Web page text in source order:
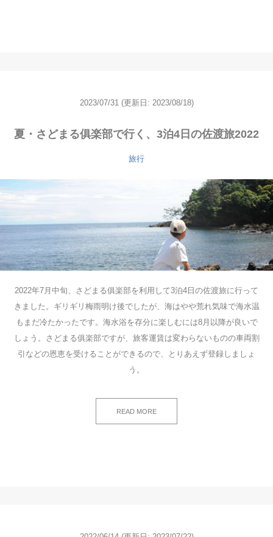
2023/07/31 (更新日: 2023/08/18)
夏・さどまる俱楽部で行く、3泊4日の佐渡旅2022
旅行
2022年7月中旬、さどまる俱楽部を利用して3泊4日の佐渡旅に行って
きました。ギリギリ梅雨明け後でしたが、海はやや荒れ気味で海水温
もまだ冷たかったです。海水浴を存分に楽しむには8月以降が良いで
しょう。さどまる俱楽部ですが、旅客運賃は変わらないものの車両割
引などの恩恵を受けることができるので、とりあえず登録しましょ
う。
READ MORE